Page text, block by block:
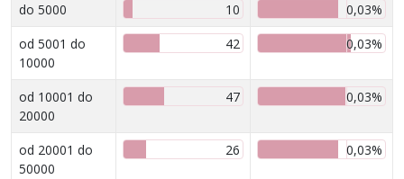
do 5000
10
0,03%
od 5001 do
10000
42 0,03%
od 10001 do
20000
47 0,03%
od 20001 do
50000
26 0,03%